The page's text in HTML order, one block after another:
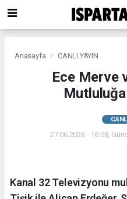
Anasayfa CANLI YAYIN
Ece Merve
27.06.2026 - 16:08,
Kanal 32 Televizyonu